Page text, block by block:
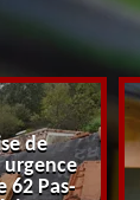
de
62 Pas-